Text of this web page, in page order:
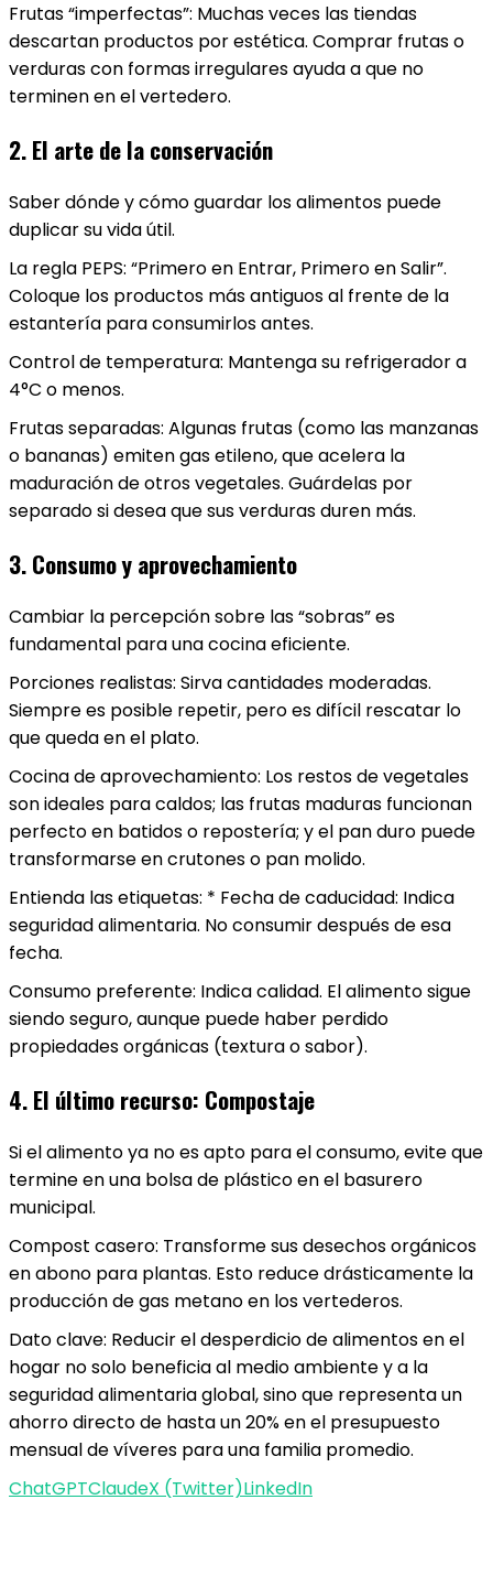
Frutas “imperfectas”: Muchas veces las tiendas
descartan productos por estética. Comprar frutas o
verduras con formas irregulares ayuda a que no
terminen en el vertedero.
2. El arte de la conservación
Saber dónde y cómo guardar los alimentos puede
duplicar su vida útil.
La regla PEPS: “Primero en Entrar, Primero en Salir”.
Coloque los productos más antiguos al frente de la
estantería para consumirlos antes.
Control de temperatura: Mantenga su refrigerador a
4°C o menos.
Frutas separadas: Algunas frutas (como las manzanas
o bananas) emiten gas etileno, que acelera la
maduración de otros vegetales. Guárdelas por
separado si desea que sus verduras duren más.
3. Consumo y aprovechamiento
Cambiar la percepción sobre las “sobras” es
fundamental para una cocina eficiente.
Porciones realistas: Sirva cantidades moderadas.
Siempre es posible repetir, pero es difícil rescatar lo
que queda en el plato.
Cocina de aprovechamiento: Los restos de vegetales
son ideales para caldos; las frutas maduras funcionan
perfecto en batidos o repostería; y el pan duro puede
transformarse en crutones o pan molido.
Entienda las etiquetas: * Fecha de caducidad: Indica
seguridad alimentaria. No consumir después de esa
fecha.
Consumo preferente: Indica calidad. El alimento sigue
siendo seguro, aunque puede haber perdido
propiedades orgánicas (textura o sabor).
4. El último recurso: Compostaje
Si el alimento ya no es apto para el consumo, evite que
termine en una bolsa de plástico en el basurero
municipal.
Compost casero: Transforme sus desechos orgánicos
en abono para plantas. Esto reduce drásticamente la
producción de gas metano en los vertederos.
Dato clave: Reducir el desperdicio de alimentos en el
hogar no solo beneficia al medio ambiente y a la
seguridad alimentaria global, sino que representa un
ahorro directo de hasta un 20% en el presupuesto
mensual de víveres para una familia promedio.
ChatGPTClaudeX (Twitter)LinkedIn